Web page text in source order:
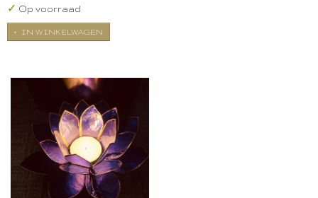
✓ Op voorraad
IN WINKELWAGEN